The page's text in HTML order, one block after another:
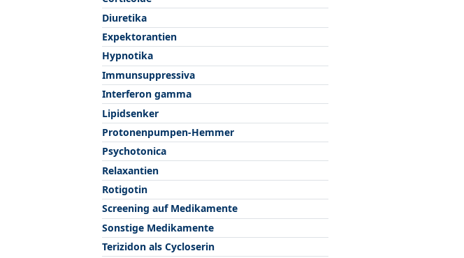
Diuretika
Expektorantien
Hypnotika
Immunsuppressiva
Interferon gamma
Lipidsenker
Protonenpumpen-Hemmer
Psychotonica
Relaxantien
Rotigotin
Screening auf Medikamente
Sonstige Medikamente
Terizidon als Cycloserin